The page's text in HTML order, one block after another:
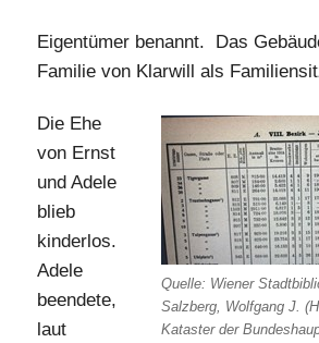
Eigentümer benannt. Das
Familie von Klarwill als
Quelle: Wiener
Salzberg, Wolfgang J.
Kataster der
Die Ehe
von Ernst
und Adele
blieb
kinderlos.
Adele
beendete,
laut